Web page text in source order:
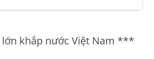
khắp nước Việt Nam ***